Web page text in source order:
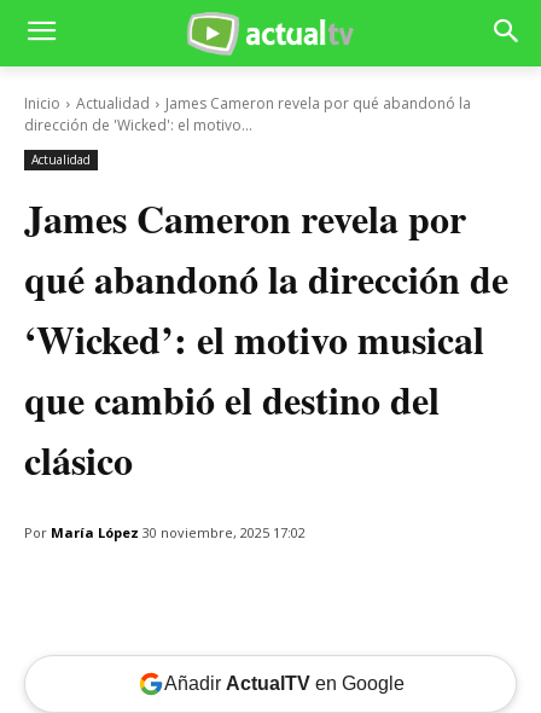
Inicio Actualidad
James Cameron revela por qué abandonó la
dirección de 'Wicked': el motivo...
Actualidad
James Cameron revela por
qué abandonó la dirección de
‘Wicked’: el motivo musical
que cambió el destino del
clásico
Por María López 30 noviembre, 2025 17:02
Añadir ActualTVen Google